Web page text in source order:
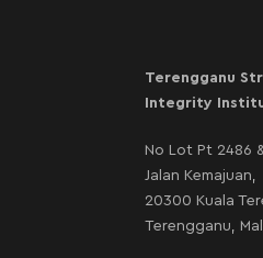
Terengganu
Integrity
No Lot Pt 2486
Jalan Kemajuan,
20300 Kuala
Terengganu,